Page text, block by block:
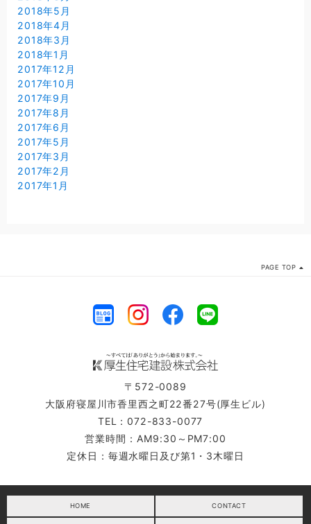
2018年5月
2018年4月
2018年3月
2018年1月
2017年12月
2017年10月
2017年9月
2017年8月
2017年6月
2017年5月
2017年3月
2017年2月
2017年1月
PAGE TOP
〒572-0089
大阪府寝屋川市香里西之町22番27号(厚生ビル)
TEL：072-833-0077
営業時間：AM9:30～PM7:00
定休日：毎週水曜日及び第1・3木曜日
HOME CONTACT